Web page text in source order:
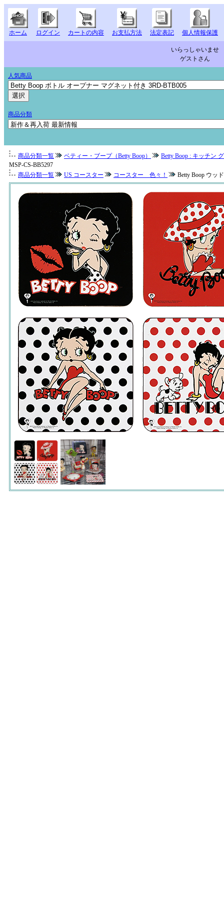
ホーム ログイン カートの内容 お支払方法 法定表記 個人情報保護
いらっしゃいませ
ゲストさん
人気商品
商品分類
商品分類一覧 ベティー・ブープ（Betty Boop）
Betty Boop : キッチン
MSP-CS-BB5297
商品分類一覧
US コースター コースター 色々！ Betty Boop ウッ